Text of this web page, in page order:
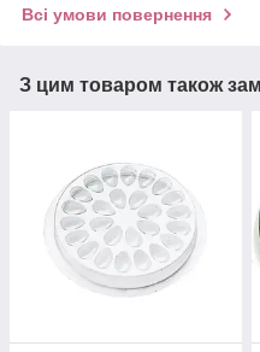
Всі умови повернення
З цим товаром також